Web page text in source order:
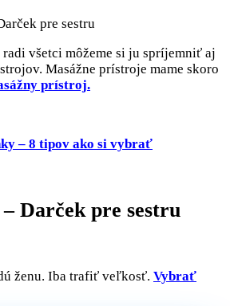
radi všetci môžeme si ju spríjemniť aj
Masážne prístroje mame skoro
prístroj.
– 8 tipov ako si vybrať
– Darček pre sestru
ženu. Iba trafiť veľkosť. Vybrať